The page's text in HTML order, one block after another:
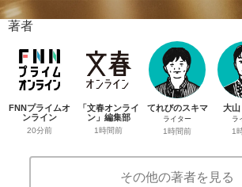
著者
FNNプライムオ
ンライン
20分前
「文春オンライ
ン」編集部
1時間前
てれびのスキマ
ライター
1時間前
大山
ラ
1
その他の著者を見る